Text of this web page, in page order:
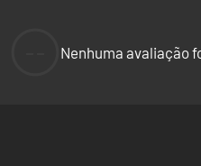
Nenhuma avaliação